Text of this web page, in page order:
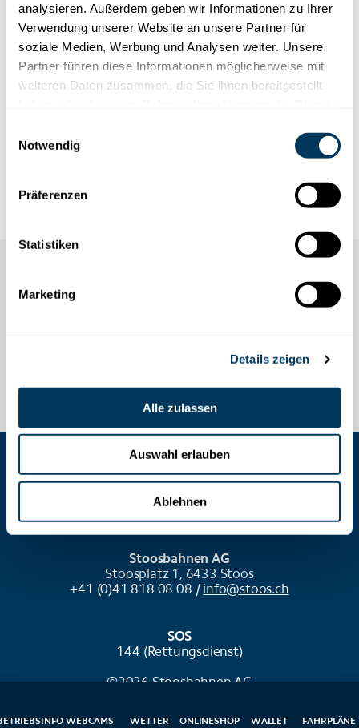
analysieren. Außerdem geben wir Informationen zu Ihrer
Verwendung unserer Website an unsere Partner für
soziale Medien, Werbung und Analysen weiter. Unsere
Partner führen diese Informationen möglicherweise mit
weiteren Daten zusammen, die Sie ihnen bereitgestellt
Notwendig
Präferenzen
Statistiken
Marketing
Details zeigen
Alle zulassen
Auswahl erlauben
Ablehnen
WEBCAMS WETTER ONLINESHOP WALLET FAHRPLÄNE
ÜBERNACHTEN AUF DEM
STOOS
Sie suchen eine Unterkunft auf dem Stoos?
Direkt an der Skipiste oder lieber ausserhalb
Vom 4-Sterne Hotel mit Wellness-Möglichkeit bis hin
COOKIES VERWALTEN
Stoosbahnen AG
Stoosplatz 1, 6433 Stoos
+41 (0)41 818 08 08 / info@stoos.ch
SOS
144 (Rettungsdienst)
©2026 Stoosbahnen AG